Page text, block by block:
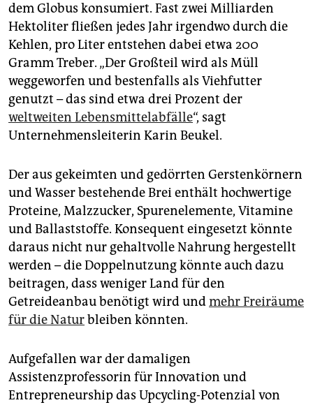
dem Globus konsumiert. Fast zwei Milliarden
Hektoliter fließen jedes Jahr irgendwo durch die
Kehlen, pro Liter entstehen dabei etwa 200
Gramm Treber. „Der Großteil wird als Müll
weggeworfen und bestenfalls als Viehfutter
genutzt – das sind etwa drei Prozent der
weltweiten Lebensmittelabfälle“, sagt
Unternehmensleiterin Karin Beukel.
Der aus gekeimten und gedörrten Gerstenkörnern
und Wasser bestehende Brei enthält hochwertige
Proteine, Malzzucker, Spurenelemente, Vitamine
und Ballaststoffe. Konsequent eingesetzt könnte
daraus nicht nur gehaltvolle Nahrung hergestellt
werden – die Doppelnutzung könnte auch dazu
beitragen, dass weniger Land für den
Getreideanbau benötigt wird undmehr Freiräume
für die Naturbleiben könnten.
Aufgefallen war der damaligen
Assistenzprofessorin für Innovation und
Entrepreneurship das Upcycling-Potenzial von